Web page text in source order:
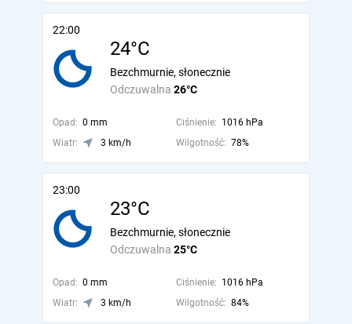
22:00
24°C
Odczuwalna 26°C
Bezchmurnie, słonecznie
Opad: 0 mm Ciśnienie: 1016 hPa
Wiatr:
3 km/h Wilgotność: 78%
23:00
23°C
Odczuwalna 25°C
Bezchmurnie, słonecznie
Opad: 0 mm Ciśnienie: 1016 hPa
Wiatr:
3 km/h Wilgotność: 84%